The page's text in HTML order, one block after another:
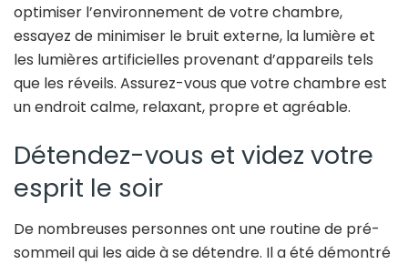
optimiser l’environnement de votre chambre,
essayez de minimiser le bruit externe, la lumière et
les lumières artificielles provenant d’appareils tels
que les réveils. Assurez-vous que votre chambre est
un endroit calme, relaxant, propre et agréable.
Détendez-vous et videz votre
esprit le soir
De nombreuses personnes ont une routine de pré-
sommeil qui les aide à se détendre. Il a été démontré